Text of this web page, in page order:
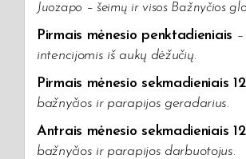
Juozapo – šeimų ir visos Bažnyčios
Pirmais mėnesio penktadieniais
intencijomis iš aukų dėžučių.
Pirmais mėnesio sekmadieniais
bažnyčios ir parapijos geradarius.
Antrais mėnesio sekmadieniais
bažnyčios ir parapijos darbuotojus.